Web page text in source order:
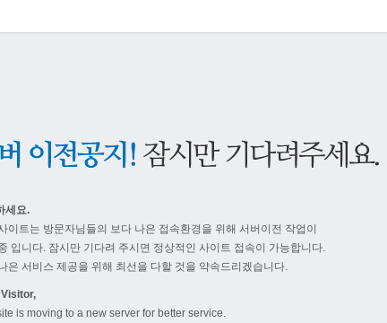
세요.
이트는 방문자님들의 보다 나은 접속환경을 위해 서버이전 작업이
입니다. 잠시만 기다려 주시면 정상적인 사이트 접속이 가능합니다.
은 서비스 제공을 위해 최선을 다할 것을 약속드리겠습니다.
is moving to a new server for better service.